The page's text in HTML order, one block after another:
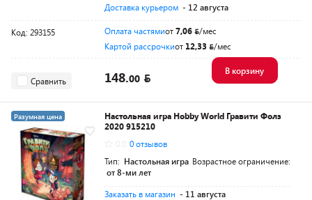
Доставка курьером - 12 августа
Код: 293155 Оплата частямиот7,06
/мес
Картой рассрочкиот 12,33 /мес
Сравнить 148.00
В корзину
Разумная цена
Настольная игра Hobby World Гравити Фолз
2020 915210
0 отзывов
Тип: Настольная игра Возрастное ограничение:
от 8-ми лет
Заказать в магазин - 11 августа